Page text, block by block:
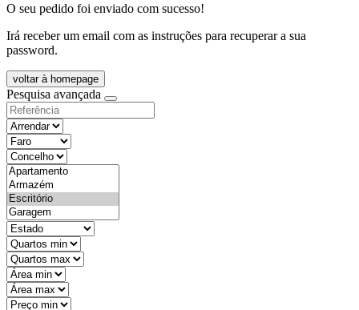
O seu pedido foi enviado com sucesso!
Irá receber um email com as instruções para recuperar a sua
password.
voltar à homepage
Pesquisa avançada
objective
districtId
countyId
types
state
mintypo
maxtypo
minarea
maxarea
minprice